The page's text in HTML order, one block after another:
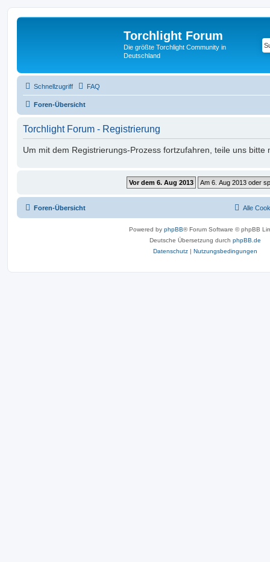
Torchlight Forum
Die größte Torchlight Community in
Deutschland
Schnellzugriff FAQ
Foren-Übersicht
Torchlight Forum - Registrierung
Um mit dem Registrierungs-Prozess fortzufahren, teile uns bitte
Foren-Übersicht Alle
Powered by phpBB® Forum Software © phpBB
Deutsche Übersetzung durch phpBB.de
Datenschutz | Nutzungsbedingungen